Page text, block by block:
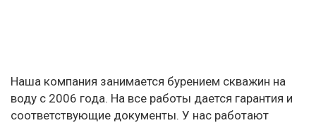
Наша компания занимается бурением скважин на
воду с 2006 года. На все работы дается гарантия и
соответствующие документы. У нас работают